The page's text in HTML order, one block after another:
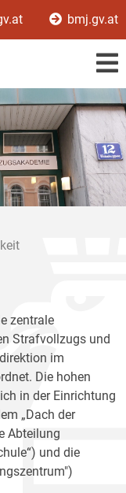
bmj.gv.at
zentrale
Strafvollzugs und
im
Die hohen
in der Einrichtung
„Dach der
Abteilung
und die